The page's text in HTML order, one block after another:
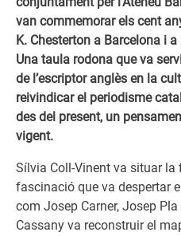
van commemorar els cent
K. Chesterton a Barcelona i a
Una taula rodona que va
de l’escriptor anglès en la
reivindicar el periodisme
des del present, un
vigent.
Sílvia Coll-Vinent va situar la
fascinació que va despertar
com Josep Carner, Josep
Cassany va reconstruir el